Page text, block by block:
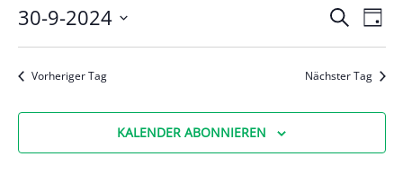
30.
September
Suche
und
SUCHE
TAG
30-9-2024
Datum
wählen.
Vorheriger Tag Nächster Tag
KALENDER ABONNIEREN